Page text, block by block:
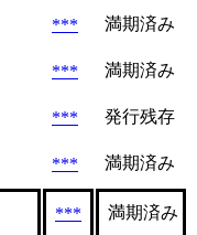
***
満期済み
***
満期済み
***
発行残存
*** 満期済み
*** 満期済み